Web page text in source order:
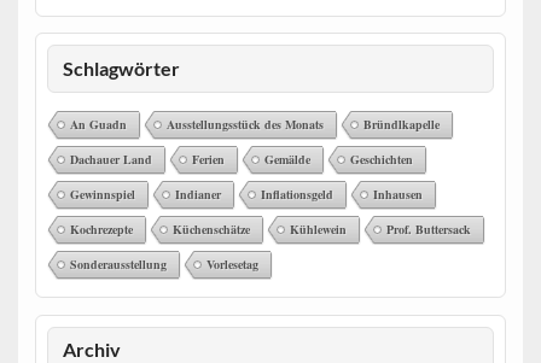
Schlagwörter
An Guadn Ausstellungsstück des Monats Bründlkapelle
Dachauer Land Ferien Gemälde Geschichten
Gewinnspiel Indianer Inflationsgeld Inhausen
Kochrezepte Küchenschätze Kühlewein Prof. Buttersack
Sonderausstellung Vorlesetag
Archiv